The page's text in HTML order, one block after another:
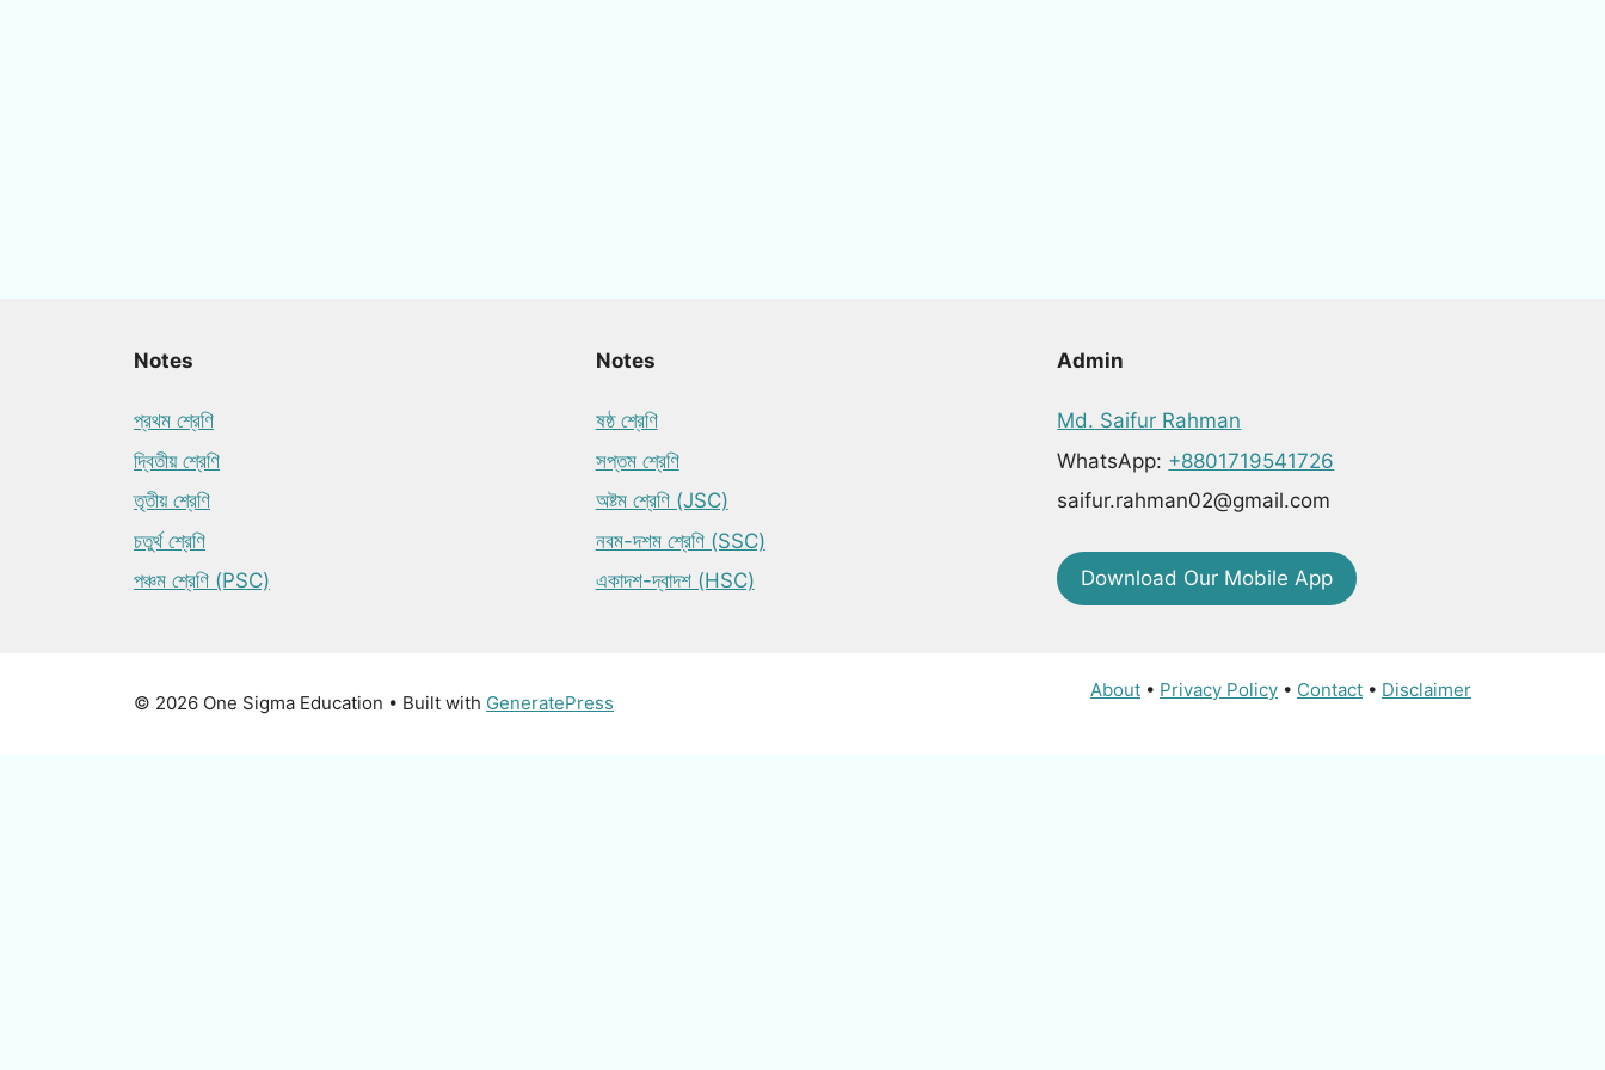
Notes
প্রথম শ্রেণি
দ্বিতীয় শ্রেণি
তৃতীয় শ্রেণি
চতুর্থ শ্রেণি
পঞ্চম শ্রেণি (PSC)
Notes
ষষ্ঠ শ্রেণি
সপ্তম শ্রেণি
অষ্টম শ্রেণি (JSC)
নবম-দশম শ্রেণি (SSC)
একাদশ-দ্বাদশ (HSC)
Admin
Md. Saifur Rahman
WhatsApp: +8801719541726
saifur.rahman02@gmail.com
Download Our Mobile App
About • Privacy Policy • Contact • Disclaimer
© 2026 One Sigma Education • Built with GeneratePress